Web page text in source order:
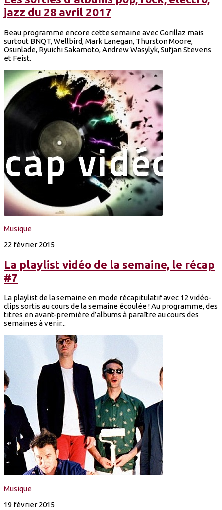
jazz du 28 avril 2017
Beau programme encore cette semaine avec Gorillaz mais
surtout BNQT, Wellbird, Mark Lanegan, Thurston Moore,
Osunlade, Ryuichi Sakamoto, Andrew Wasylyk, Sufjan Stevens
et Feist.
Musique
22 février 2015
La playlist vidéo de la semaine, le récap
#7
La playlist de la semaine en mode récapitulatif avec 12 vidéo-
clips sortis au cours de la semaine écoulée ! Au programme, des
titres en avant-première d’albums à paraître au cours des
semaines à venir...
Musique
19 février 2015